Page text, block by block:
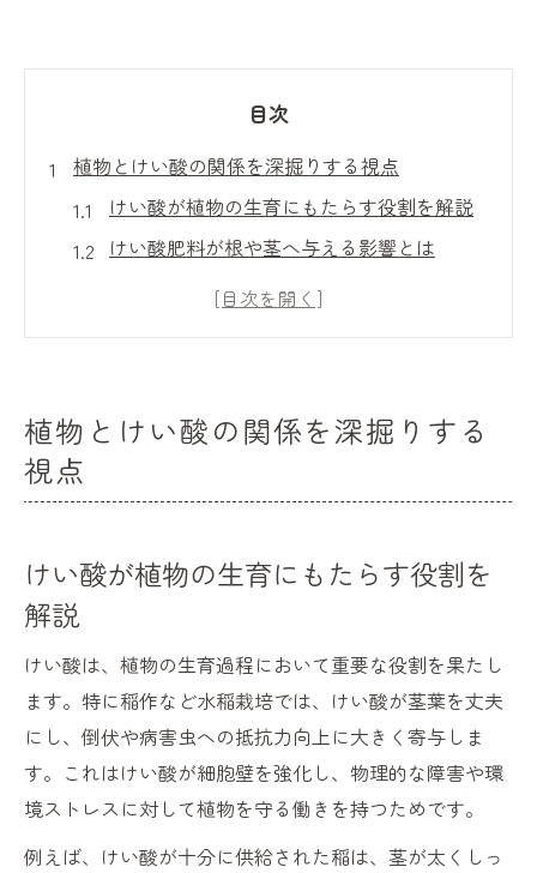
目次
植物とけい酸の関係を深掘りする視点
けい酸が植物の生育にもたらす役割を解説
けい酸肥料が根や茎へ与える影響とは
けい酸植物が示す特有の成長反応に注目
収量向上に役立つけい酸の活用法とは
けい酸肥料の種類選びが収量へ与える影響
けい酸液肥による効率的な収量アップ事例
倒伏や病害虫に強い作物作りの秘訣を解説
けい酸が倒伏防止に果たす役割の解明
病害虫抵抗性を高めるけい酸の活用術
強い茎葉を育てるけい酸管理の実践法
植物とけい酸の関係を深掘りする
視点
けい酸が植物の生育にもたらす役割を
解説
けい酸は、植物の生育過程において重要な役割を果たし
ます。特に稲作など水稲栽培では、けい酸が茎葉を丈夫
にし、倒伏や病害虫への抵抗力向上に大きく寄与しま
す。これはけい酸が細胞壁を強化し、物理的な障害や環
境ストレスに対して植物を守る働きを持つためです。
例えば、けい酸が十分に供給された稲は、茎が太くしっ